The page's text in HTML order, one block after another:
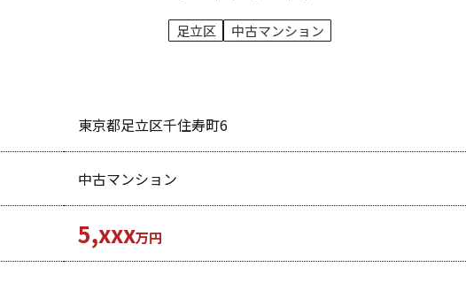
足立区 中古マンション
東京都足立区千住寿町6
中古マンション
5,xxx万円